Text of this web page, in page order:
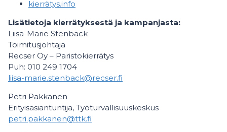
kierrätys.info
Lisätietoja kierrätyksestä ja kampanjasta:
Liisa-Marie Stenbäck
Toimitusjohtaja
Recser Oy – Paristokierrätys
Puh: 010 249 1704
liisa-marie.stenback@recser.fi
Petri Pakkanen
Erityisasiantuntija, Työturvallisuuskeskus
petri.pakkanen@ttk.fi